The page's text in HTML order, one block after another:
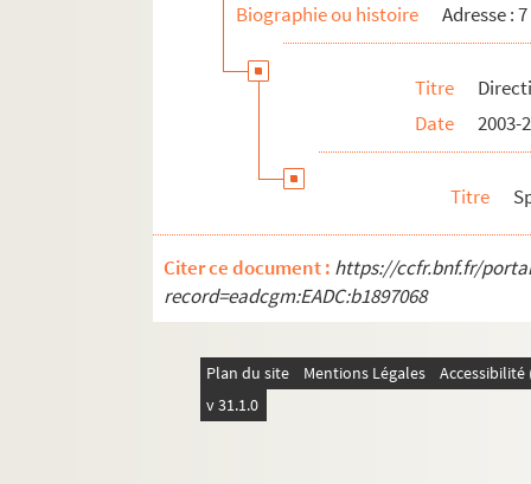
4-AFF-002544-(28). Le bateau
4-AFF-002544-(29). Bea Tristan
4-AFF-002544-(30). Beautiful
4-AFF-002544-(31). Le bébé
4-AFF-002544-(32). Before The
4-AFF-002544-(33). Bellissimo
4-AFF-002544-(34). Bernard
4-AFF-002544-(35). Best of.
4-AFF-002544-(37). Bidules trucs
Biographie ou histoire
Adresse :
Titre
Date
2003-
Titre
Citer ce document : https://ccfr.bnf.fr/
record=eadcgm:EADC:b1897068
Plan du site Mentions Légales
v 31.1.0